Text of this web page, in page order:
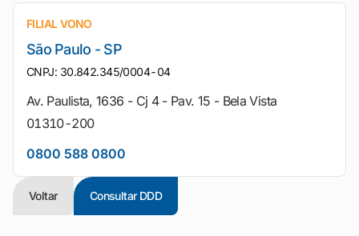
FILIAL VONO
São Paulo - SP
CNPJ: 30.842.345/0004-04
Av. Paulista, 1636 - Cj 4 - Pav. 15 - Bela Vista
01310-200
0800 588 0800
Voltar Consultar DDD